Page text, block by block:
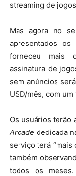
streaming de
Mas agora no
apresentados
forneceu mais
assinatura de
sem anúncios
USD/mês, com
Os usuários terão
Arcade dedicada
serviço terá “mais
também
todos os